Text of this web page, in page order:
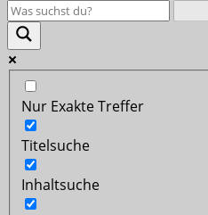
Nur Exakte Treffer
Titelsuche
Inhaltsuche